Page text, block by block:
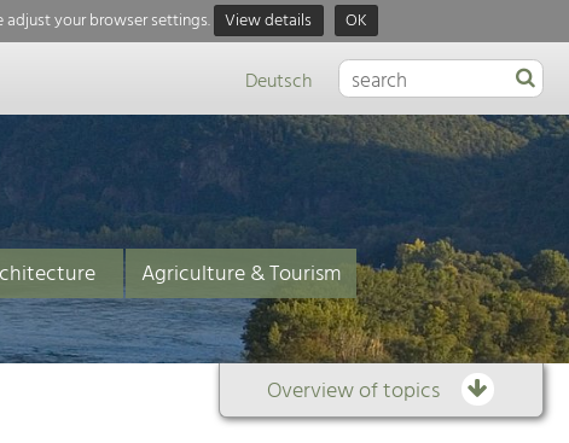
your browser settings. View details OK
Deutsch
Agriculture & Tourism
Overview of topics